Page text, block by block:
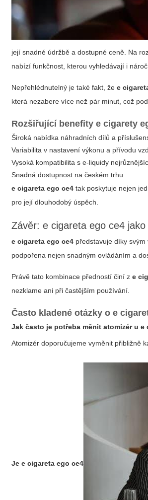
její snadné údržbě a dostupné ceně. Na
nabízí funkčnost, kterou vyhledávají i
Nepřehlédnutelný je také fakt, žee
která nezabere více než pár minut, což
Rozšiřující benefitye cigarety
Široká nabídka náhradních dílů a
Variabilita v nastavení výkonu a přívodu
Vysoká kompatibilita s e-liquidy
Snadná dostupnost na českém trhu
e cigareta ego ce4 tak poskytuje nejen
pro její dlouhodobý úspěch.
Závěr:e cigareta ego ce4
e cigareta ego ce4 představuje díky
podpořena nejen snadným ovládáním a
Právě tato kombinace předností činí ze
nezklame ani při častějším používání.
Často kladené otázky oe
Jak často je potřeba měnit atomizér ue
Atomizér doporučujeme vyměnit přibližně
Jee cigareta ego ce4